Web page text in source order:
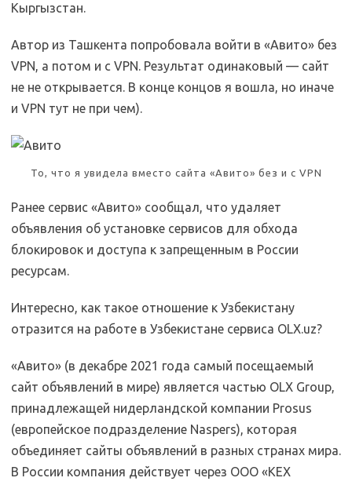
Кыргызстан.
Автор из Ташкента попробовала войти в «Авито» без
VPN, а потом и с VPN. Результат одинаковый — сайт
не не открывается. В конце концов я вошла, но иначе
и VPN тут не при чем).
То, что я увидела вместо сайта «Авито» без и с VPN
Ранее сервис «Авито» сообщал, что удаляет
объявления об установке сервисов для обхода
блокировок и доступа к запрещенным в России
ресурсам.
Интересно, как такое отношение к Узбекистану
отразится на работе в Узбекистане сервиса OLX.uz?
«Авито» (в декабре 2021 года самый посещаемый
сайт объявлений в мире) является частью OLX Group,
принадлежащей нидерландской компании Prosus
(европейское подразделение Naspers), которая
объединяет сайты объявлений в разных странах мира.
В России компания действует через ООО «КЕХ